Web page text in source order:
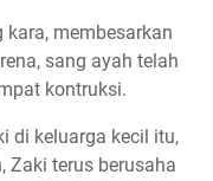
membesarkan
sang ayah telah
kontruksi.
di keluarga kecil itu,
Zaki terus berusaha